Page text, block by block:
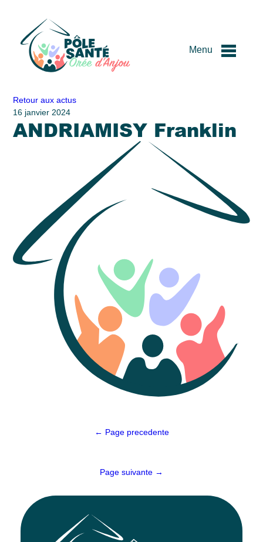
Passer
contenu
Menu
Retour aux actus
16 janvier 2024
ANDRIAMISY Franklin
← Page precedente
Page suivante →